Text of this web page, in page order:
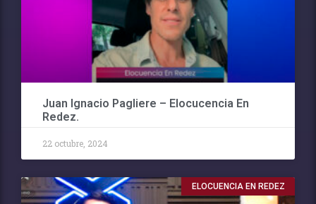
Juan Ignacio Pagliere – Elocucencia En
Redez.
22 octubre, 2024
ELOCUENCIA EN REDEZ